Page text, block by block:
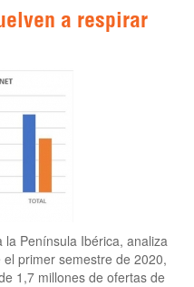
a respirar
Península Ibérica, analiza
primer semestre de 2020,
1,7 millones de ofertas de